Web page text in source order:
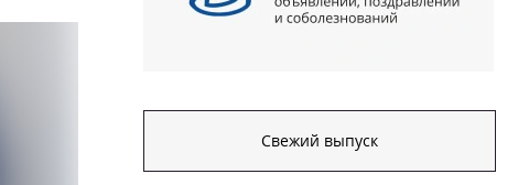
Свежий выпуск